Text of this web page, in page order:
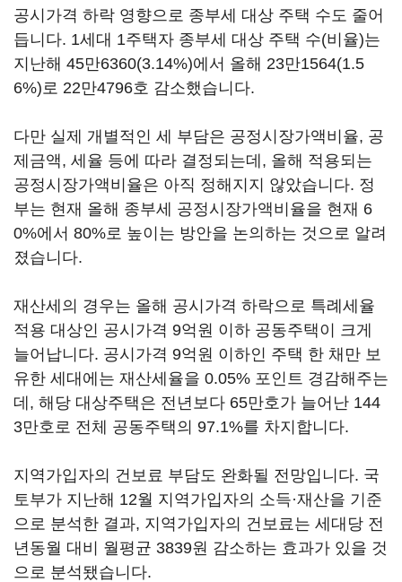
공시가격 하락 영향으로 종부세 대상 주택 수도 줄어
듭니다. 1세대 1주택자 종부세 대상 주택 수(비율)는
지난해 45만6360(3.14%)에서 올해 23만1564(1.5
6%)로 22만4796호 감소했습니다.
다만 실제 개별적인 세 부담은 공정시장가액비율, 공
제금액, 세율 등에 따라 결정되는데, 올해 적용되는
공정시장가액비율은 아직 정해지지 않았습니다. 정
부는 현재 올해 종부세 공정시장가액비율을 현재 6
0%에서 80%로 높이는 방안을 논의하는 것으로 알려
졌습니다.
재산세의 경우는 올해 공시가격 하락으로 특례세율
적용 대상인 공시가격 9억원 이하 공동주택이 크게
늘어납니다. 공시가격 9억원 이하인 주택 한 채만 보
유한 세대에는 재산세율을 0.05% 포인트 경감해주는
데, 해당 대상주택은 전년보다 65만호가 늘어난 144
3만호로 전체 공동주택의 97.1%를 차지합니다.
지역가입자의 건보료 부담도 완화될 전망입니다. 국
토부가 지난해 12월 지역가입자의 소득·재산을 기준
으로 분석한 결과, 지역가입자의 건보료는 세대당 전
년동월 대비 월평균 3839원 감소하는 효과가 있을 것
으로 분석됐습니다.